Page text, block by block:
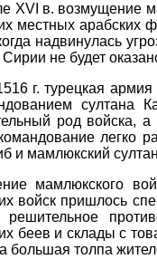
XVI в. возмущение
местных арабских
надвинулась
не будет
г. турецкая
султана
род войска,
легко
и мамлюкский
мамлюкского
войск пришлось
решительное
беев и склады с
толпа